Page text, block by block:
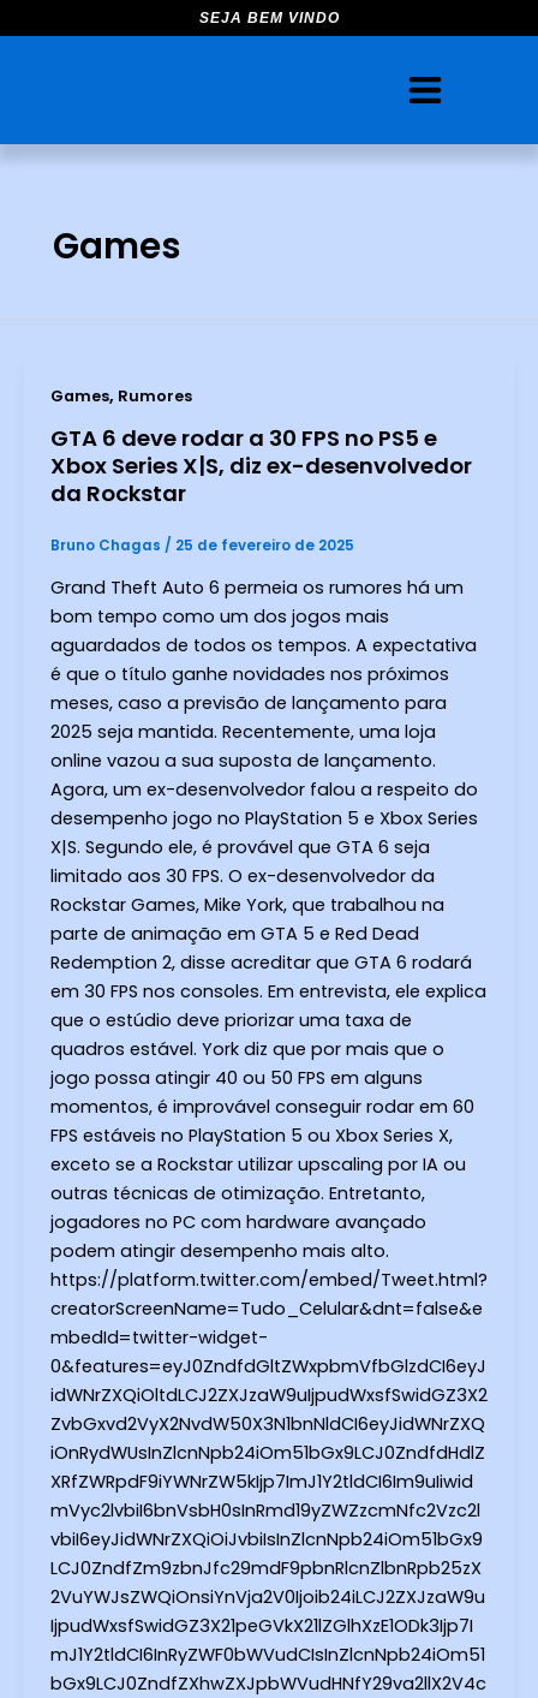
para
SEJA BEM VINDO
Games
Games, Rumores
GTA 6 deve rodar a 30 FPS no PS5 e
Xbox Series X|S, diz ex-desenvolvedor
da Rockstar
Bruno Chagas / 25 de fevereiro de 2025
Grand Theft Auto 6 permeia os rumores há um
bom tempo como um dos jogos mais
aguardados de todos os tempos. A expectativa
é que o título ganhe novidades nos próximos
meses, caso a previsão de lançamento para
2025 seja mantida. Recentemente, uma loja
online vazou a sua suposta de lançamento.
Agora, um ex-desenvolvedor falou a respeito do
desempenho jogo no PlayStation 5 e Xbox Series
X|S. Segundo ele, é provável que GTA 6 seja
limitado aos 30 FPS. O ex-desenvolvedor da
Rockstar Games, Mike York, que trabalhou na
parte de animação em GTA 5 e Red Dead
Redemption 2, disse acreditar que GTA 6 rodará
em 30 FPS nos consoles. Em entrevista, ele explica
que o estúdio deve priorizar uma taxa de
quadros estável. York diz que por mais que o
jogo possa atingir 40 ou 50 FPS em alguns
momentos, é improvável conseguir rodar em 60
FPS estáveis no PlayStation 5 ou Xbox Series X,
exceto se a Rockstar utilizar upscaling por IA ou
outras técnicas de otimização. Entretanto,
jogadores no PC com hardware avançado
podem atingir desempenho mais alto.
https://platform.twitter.com/embed/Tweet.html?
creatorScreenName=Tudo_Celular&dnt=false&e
mbedId=twitter-widget-
0&features=eyJ0ZndfdGltZWxpbmVfbGlzdCI6eyJ
idWNrZXQiOltdLCJ2ZXJzaW9uIjpudWxsfSwidGZ3X2
ZvbGxvd2VyX2NvdW50X3N1bnNldCI6eyJidWNrZXQ
iOnRydWUsInZlcnNpb24iOm51bGx9LCJ0ZndfdHdlZ
XRfZWRpdF9iYWNrZW5kIjp7ImJ1Y2tldCI6Im9uIiwid
mVyc2lvbiI6bnVsbH0sInRmd19yZWZzcmNfc2Vzc2l
vbiI6eyJidWNrZXQiOiJvbiIsInZlcnNpb24iOm51bGx9
LCJ0ZndfZm9zbnJfc29mdF9pbnRlcnZlbnRpb25zX
2VuYWJsZWQiOnsiYnVja2V0Ijoib24iLCJ2ZXJzaW9u
IjpudWxsfSwidGZ3X21peGVkX21lZGlhXzE1ODk3Ijp7I
mJ1Y2tldCI6InRyZWF0bWVudCIsInZlcnNpb24iOm51
bGx9LCJ0ZndfZXhwZXJpbWVudHNfY29va2llX2V4c